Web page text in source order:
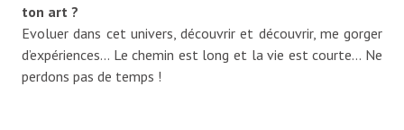
ton art ?
Evoluer dans cet univers, découvrir et découvrir, me gorger
d’expériences… Le chemin est long et la vie est courte… Ne
perdons pas de temps !